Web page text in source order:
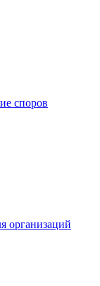
споров
организаций